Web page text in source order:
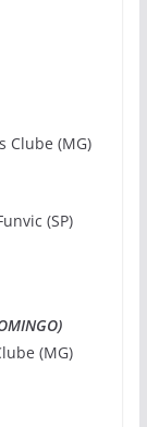
Clube (MG)
(SP)
(MG)